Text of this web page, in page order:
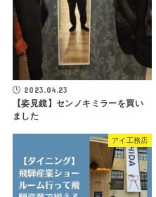
2023.04.23
【姿見鏡】センノキミラーを買い
ました
アイ工務店